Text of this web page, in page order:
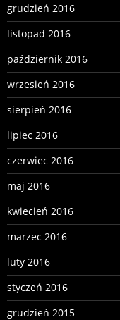
grudzień 2016
listopad 2016
październik 2016
wrzesień 2016
sierpień 2016
lipiec 2016
czerwiec 2016
maj 2016
kwiecień 2016
marzec 2016
luty 2016
styczeń 2016
grudzień 2015